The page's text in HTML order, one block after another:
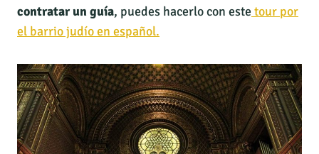
contratar un guía, puedes hacerlo con este tour por
el barrio judío en español.